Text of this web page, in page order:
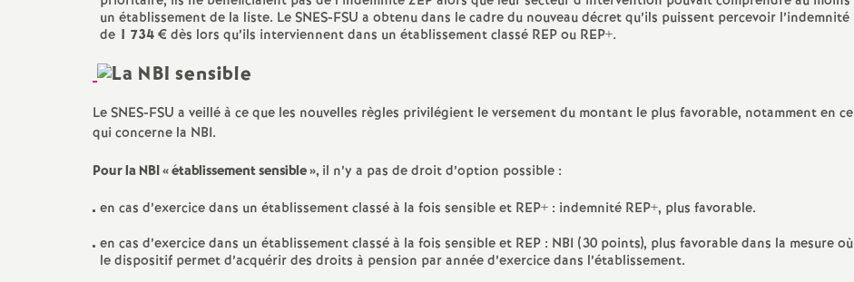
e
t
s
d
e
un établissement de la liste. Le SNES-FSU a obtenu dans le cadre du nouveau décret qu’ils puissent percevoir l’indemnité
de 1 734€ dès lors qu’ils interviennent dans un établissement classé REP ou REP+.
Le SNES-FSU a veillé à ce que les nouvelles règles privilégient le versement du montant le plus favorable, notamment en ce
qui concerne la NBI.
Pour la NBI «établissement sensible»,il n’y a pas de droit d’option possible :
en cas d’exercice dans un établissement classé à la fois sensible et REP+ : indemnité REP+, plus favorable.
en cas d’exercice dans un établissement classé à la fois sensible et REP : NBI (30 points), plus favorable dans la mesure où
le dispositif permet d’acquérir des droits à pension par année d’exercice dans l’établissement.